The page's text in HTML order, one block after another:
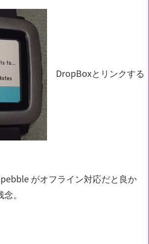
DropBoxとリンクする
がオフライン対応だと良か
。